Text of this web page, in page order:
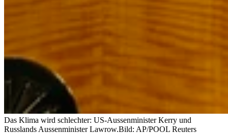
Das Klima wird schlechter: US-Aussenminister Kerry und
Russlands Aussenminister Lawrow.Bild: AP/POOL Reuters